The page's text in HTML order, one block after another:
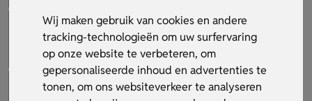
Wij maken gebruik van cookies en andere
tracking-technologieën om uw surfervaring
op onze website te verbeteren, om
gepersonaliseerde inhoud en advertenties te
tonen, om ons websiteverkeer te analyseren